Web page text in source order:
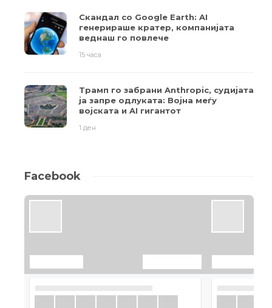
Скандал со Google Earth: AI
генерираше кратер, компанијата
веднаш го повлече
15 часа
Трамп го забрани Anthropic, судијата
ја запре одлуката: Војна меѓу
војската и AI гигантот
1 ден
Facebook